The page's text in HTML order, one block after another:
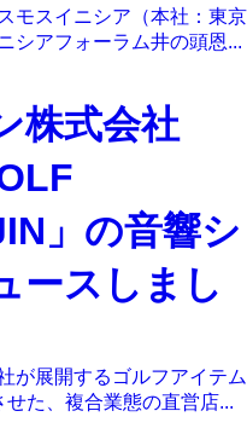
モスイニシア（本社：東京
シアフォーラム井の頭恩...
株式会社
」の音響シ
ースしまし
が展開するゴルフアイテム
た、複合業態の直営店...